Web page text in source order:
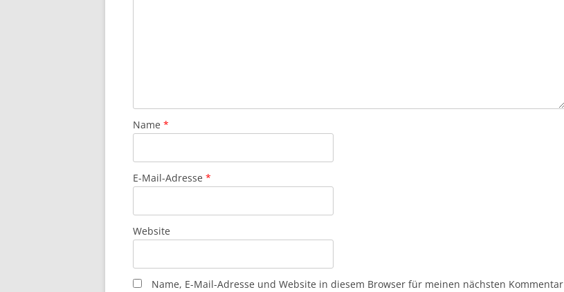
Name *
E-Mail-Adresse *
Website
Name, E-Mail-Adresse und Website in diesem Browser für meinen nächsten Kommentar